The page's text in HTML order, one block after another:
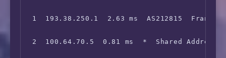
10  202.97.12.49  235.82 ms  AS4134  China,
11  *
1  193.38.250.1  2.63 ms  AS212815
2  100.64.70.5  0.81 ms  *  Shared Address